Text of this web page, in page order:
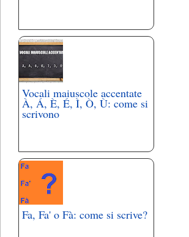
Vocali maiuscole accentate
À, Á, È, É, Ì, Ò, Ù: come si
scrivono
Fa, Fa' o Fà: come si scrive?